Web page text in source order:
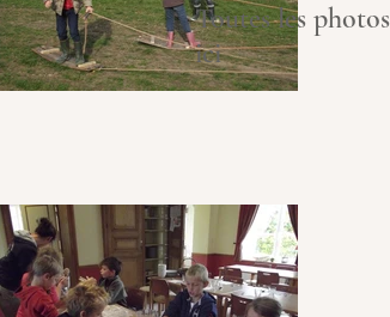
Toutes les photos
ici